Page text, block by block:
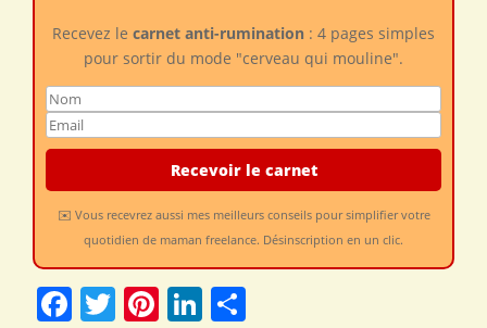
Recevez le carnet anti-rumination : 4 pages simples
pour sortir du mode "cerveau qui mouline".
✉️ Vous recevrez aussi mes meilleurs conseils pour simplifier votre
quotidien de maman freelance. Désinscription en un clic.
Facebook
Twitter
Pinterest
LinkedIn